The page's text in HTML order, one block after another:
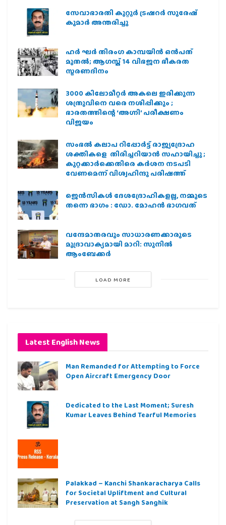
സേവാഭാരതി കുറ്റൂർ ട്രഷറർ സുരേഷ്
കുമാർ അന്തരിച്ചു
ഹര്‍ ഘര്‍ തിരംഗ കാമ്പയിന്‍ ഒന്‍പത്
മുതല്‍; ആഗസ്ത് 14 വിഭജന ഭീകരത
സ്മരണദിനം
3000 കിലോമീറ്റർ അകലെ ഇരിക്കുന്ന
ശത്രുവിനെ വരെ നശിപ്പിക്കും ;
ഭാരതത്തിന്റെ ‘അഗ്നി’ പരീക്ഷണം
വിജയം
സംഭൽ കലാപ റിപ്പോർട്ട് രാജ്യദ്രോഹ
ശക്തികളെ തിരിച്ചറിയാൻ സഹായിച്ചു ;
കുറ്റക്കാർക്കെതിരെ കർശന നടപടി
വേണമെന്ന് വിശ്വഹിന്ദു പരിഷത്ത്
ജെന്‍സികള്‍ ദേശദ്രോഹികളല്ല, നമ്മുടെ
തന്നെ ഭാഗം : ഡോ. മോഹന്‍ ഭാഗവത്
വന്ദേമാതരവും സാധാരണക്കാരുടെ
മുദ്രാവാക്യമായി മാറി: സുനിൽ
ആംബേക്കർ
LOAD MORE
Latest English News
Man Remanded for Attempting to Force
Open Aircraft Emergency Door
Dedicated to the Last Moment; Suresh
Kumar Leaves Behind Tearful Memories
Palakkad – Kanchi Shankaracharya Calls
for Societal Upliftment and Cultural
Preservation at Sangh Sanghik